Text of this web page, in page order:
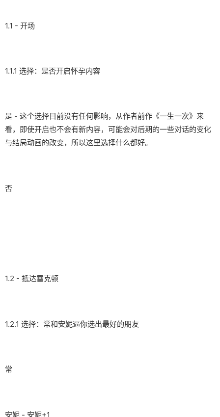
1.1 - 开场
1.1.1 选择：是否开启怀孕内容
是 - 这个选择目前没有任何影响，从作者前作《一生一次》来
看，即使开启也不会有新内容，可能会对后期的一些对话的变化
与结局动画的改变，所以这里选择什么都好。
否
1.2 - 抵达雷克顿
1.2.1 选择：常和安妮逼你选出最好的朋友
常
安妮 - 安妮+1